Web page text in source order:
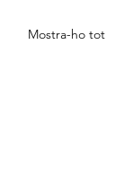
Mostra-ho tot